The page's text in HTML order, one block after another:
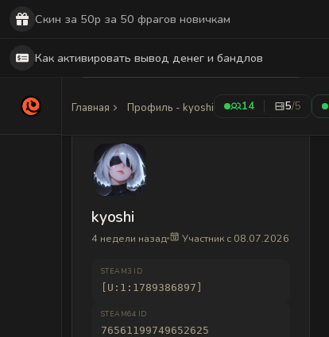
Главная Профиль - kyoshi 14 5/5
kyoshi
4 недели назад Участник с 08.07.2026
STEAM3 ID
[U:1:1789386897]
STEAM64 ID
76561199749652625
Скин за 50р за 50 фрагов новичкам
Как активировать вывод денег и бандлов